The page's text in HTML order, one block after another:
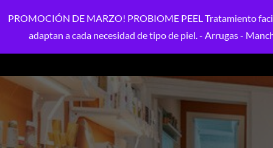
PROMOCIÓN DE MARZO! PROBIOME PEEL Tratamiento
adaptan a cada necesidad de tipo de piel. - Arrugas -